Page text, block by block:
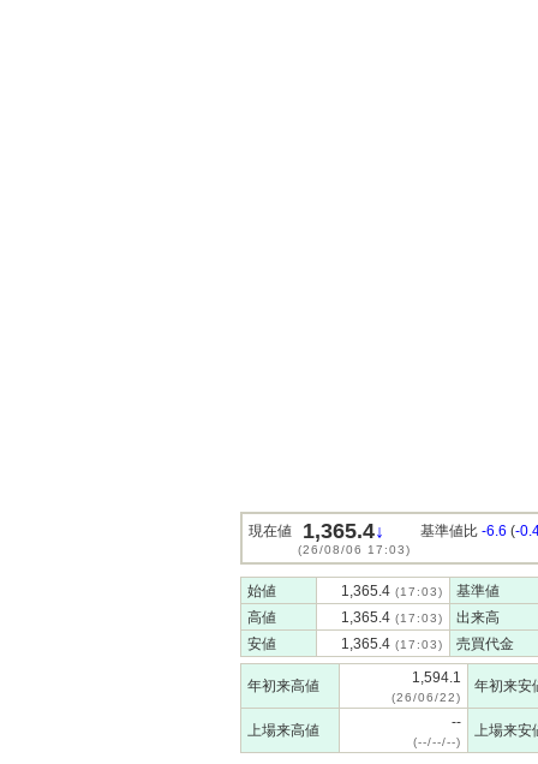
現在値 1,365.4↓
(26/08/06 17:03)
基準値比 -6.6 (-
始値 1,365.4 (17:03)
基準値
高値
1,365.4 (17:03)
出来高
安値
1,365.4 (17:03) 売買代金
年初来高値 1,594.1
(26/06/22)
年初来安
上場来高値 --
(--/--/--)
上場来安